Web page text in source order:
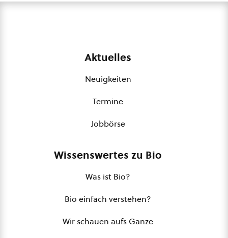
Aktuelles
Neuigkeiten
Termine
Jobbörse
Wissenswertes zu Bio
Was ist Bio?
Bio einfach verstehen?
Wir schauen aufs Ganze